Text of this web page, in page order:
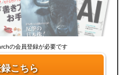
の会員登録が必要です
こちら